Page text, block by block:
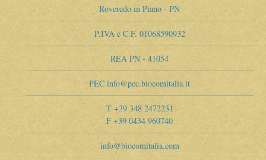
Roveredo in Piano - PN
P.IVA e C.F. 01068590932
REA PN - 41054
PEC info@pec.biocomitalia.it
T +39 348 2472231
F +39 0434 960740
info@biocomitalia.com